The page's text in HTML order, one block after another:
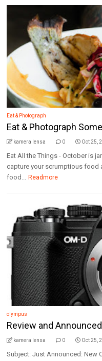
Eat & Photograph
Eat & Photograph
kamera lensa 0 Oct 25,
Eat All the Things - October is
capture your scrumptious food
food... Readmore
olympus
Review and
kamera lensa 0 Oct 25,
Subject: Just Announced: New